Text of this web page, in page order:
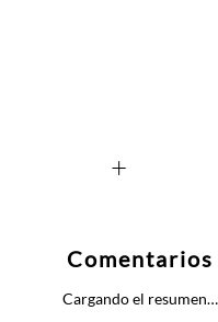
+
Comentarios
Cargando el resumen…